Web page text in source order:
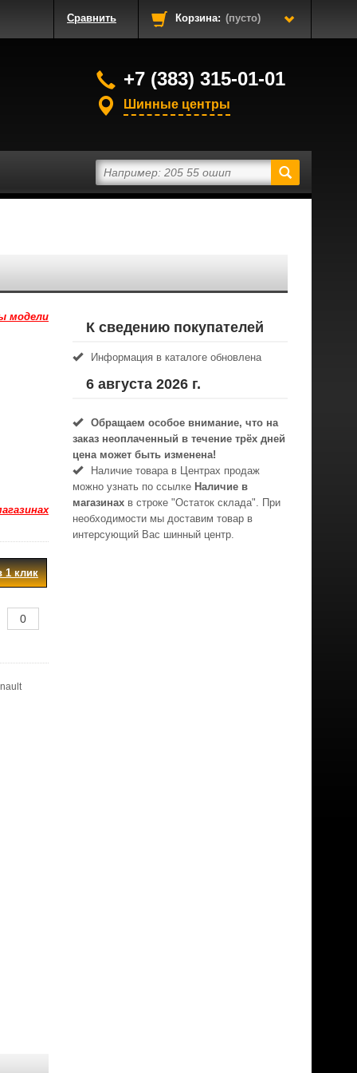
Сравнить Корзина: (пусто)
+7 (383) 315-01-01
Шинные центры
модели
1 клик
К сведению покупателей
Информация в каталоге обновлена
6 августа 2026 г.
Обращаем особое внимание, что на
заказ неоплаченный в течениe трёх дней
цена может быть изменена!
Наличие товара в Центрах продаж
можно узнать по ссылке Наличие в
магазинах в строке "Остаток склада". При
необходимости мы доставим товар в
интерсующий Вас шинный центр.